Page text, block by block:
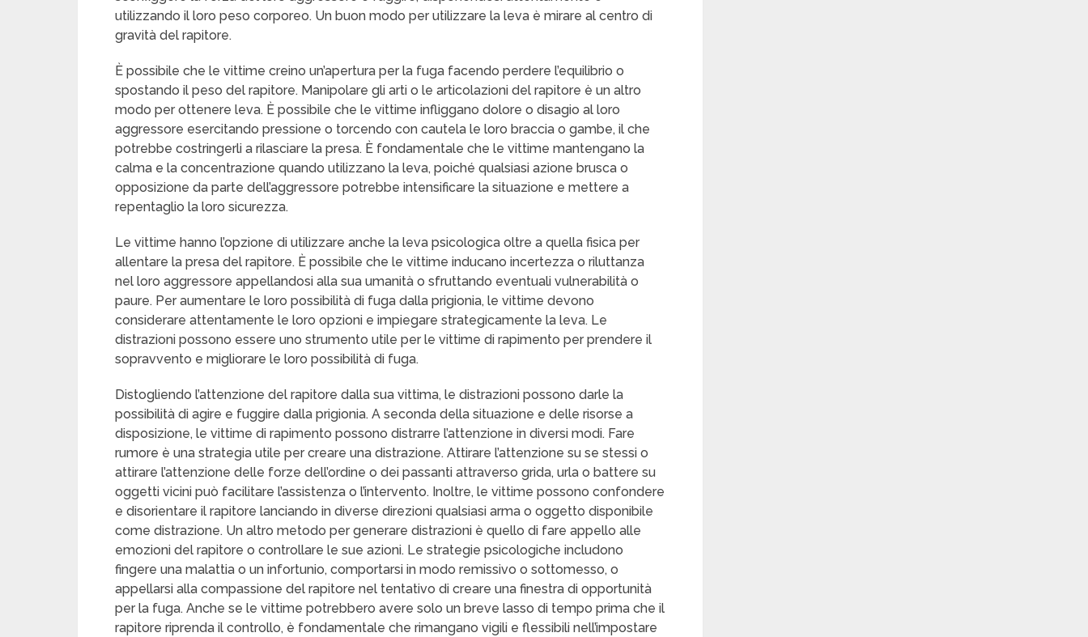
utilizzando il loro peso corporeo. Un buon modo per utilizzare la leva è mirare al centro di
gravità del rapitore.
È possibile che le vittime creino un’apertura per la fuga facendo perdere l’equilibrio o
spostando il peso del rapitore. Manipolare gli arti o le articolazioni del rapitore è un altro
modo per ottenere leva. È possibile che le vittime infliggano dolore o disagio al loro
aggressore esercitando pressione o torcendo con cautela le loro braccia o gambe, il che
potrebbe costringerli a rilasciare la presa. È fondamentale che le vittime mantengano la
calma e la concentrazione quando utilizzano la leva, poiché qualsiasi azione brusca o
opposizione da parte dell’aggressore potrebbe intensificare la situazione e mettere a
repentaglio la loro sicurezza.
Le vittime hanno l’opzione di utilizzare anche la leva psicologica oltre a quella fisica per
allentare la presa del rapitore. È possibile che le vittime inducano incertezza o riluttanza
nel loro aggressore appellandosi alla sua umanità o sfruttando eventuali vulnerabilità o
paure. Per aumentare le loro possibilità di fuga dalla prigionia, le vittime devono
considerare attentamente le loro opzioni e impiegare strategicamente la leva. Le
distrazioni possono essere uno strumento utile per le vittime di rapimento per prendere il
sopravvento e migliorare le loro possibilità di fuga.
Distogliendo l’attenzione del rapitore dalla sua vittima, le distrazioni possono darle la
possibilità di agire e fuggire dalla prigionia. A seconda della situazione e delle risorse a
disposizione, le vittime di rapimento possono distrarre l’attenzione in diversi modi. Fare
rumore è una strategia utile per creare una distrazione. Attirare l’attenzione su se stessi o
attirare l’attenzione delle forze dell’ordine o dei passanti attraverso grida, urla o battere su
oggetti vicini può facilitare l’assistenza o l’intervento. Inoltre, le vittime possono confondere
e disorientare il rapitore lanciando in diverse direzioni qualsiasi arma o oggetto disponibile
come distrazione. Un altro metodo per generare distrazioni è quello di fare appello alle
emozioni del rapitore o controllare le sue azioni. Le strategie psicologiche includono
fingere una malattia o un infortunio, comportarsi in modo remissivo o sottomesso, o
appellarsi alla compassione del rapitore nel tentativo di creare una finestra di opportunità
per la fuga. Anche se le vittime potrebbero avere solo un breve lasso di tempo prima che il
rapitore riprenda il controllo, è fondamentale che rimangano vigili e flessibili nell’impostare